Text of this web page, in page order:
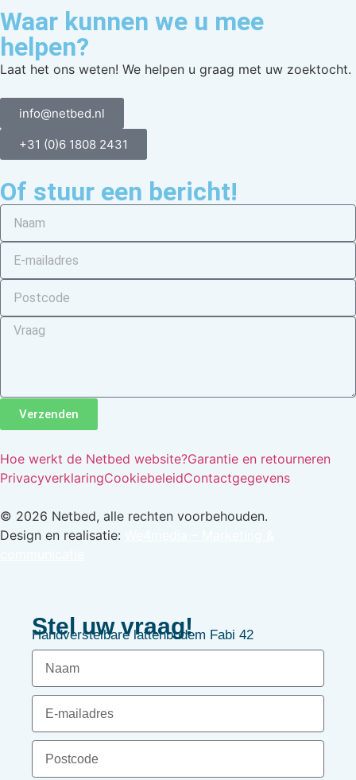
Waar kunnen we u mee
helpen?
Laat het ons weten! We helpen u graag met uw zoektocht.
info@netbed.nl
+31 (0)6 1808 2431
Of stuur een bericht!
Verzenden
Hoe werkt de Netbed website?Garantie en retourneren
PrivacyverklaringCookiebeleidContactgegevens
© 2026 Netbed, alle rechten voorbehouden.
Design en realisatie:
Stel uw vraag!
Handverstelbare lattenbodem Fabi 42